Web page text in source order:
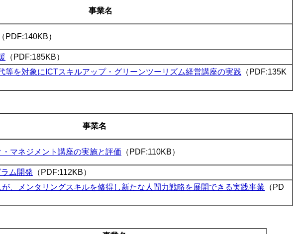
事業名
（PDF:140KB）
（PDF:185KB）
等を対象にICTスキルアップ・グリーンツーリズム経営講座の実践 （PDF:135K
事業名
マネジメント講座の実施と評価 （PDF:110KB）
ム開発 （PDF:112KB）
、メンタリングスキルを修得し新たな人間力戦略を展開できる実践事業 （PD